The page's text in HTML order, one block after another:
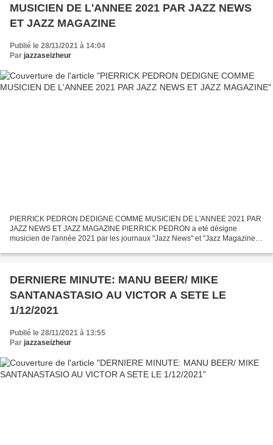
MUSICIEN DE L'ANNEE 2021 PAR JAZZ NEWS
ET JAZZ MAGAZINE
Publié le 28/11/2021 à 14:04
Par jazzaseizheur
PIERRICK PEDRON DEDIGNE COMME MUSICIEN DE L'ANNEE 2021 PAR
JAZZ NEWS ET JAZZ MAGAZINE PIERRICK PEDRON a eté désigne
musicien de l'année 2021 par les journaux "Jazz News" et "Jazz Magazine"
DERNIERE MINUTE: MANU BEER/ MIKE
SANTANASTASIO AU VICTOR A SETE LE
1/12/2021
Publié le 28/11/2021 à 13:55
Par jazzaseizheur